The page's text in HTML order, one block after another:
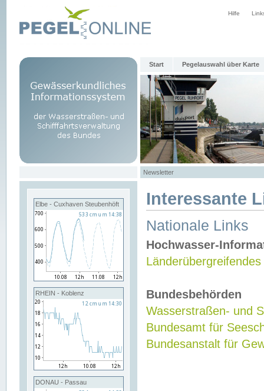
Hilfe
Start Pegelauswahl über Karte
Newsletter
Elbe - Cuxhaven Steubenhöft
RHEIN - Koblenz
DONAU - Passau
Interessante
Nationale Links
Hochwasser-
Bundesbehörden
Wasserstraßen- und
Bundesamt für
Bundesanstalt für